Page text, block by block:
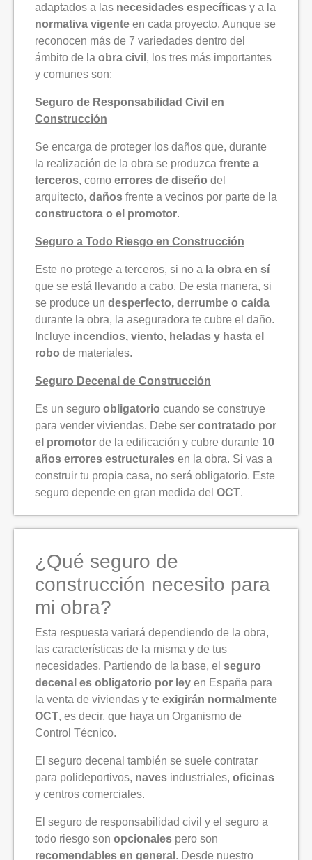
adaptados a las necesidades específicas y a la
normativa vigente en cada proyecto. Aunque se
reconocen más de 7 variedades dentro del
ámbito de la obra civil , los tres más importantes
y comunes son:
Seguro de Responsabilidad Civil en
Construcción
Se encarga de proteger los daños que, durante
la realización de la obra se produzca frente a
terceros, como errores de diseño del
arquitecto, daños frente a vecinos por parte de la
constructora o el promotor.
Seguro a Todo Riesgo en Construcción
Este no protege a terceros, si no a la obra en sí
que se está llevando a cabo. De esta manera, si
se produce un desperfecto, derrumbe o caída
durante la obra, la aseguradora te cubre el daño.
Incluye incendios, viento, heladas y hasta el
robo de materiales.
Seguro Decenal de Construcción
Es un seguro obligatorio cuando se construye
para vender viviendas. Debe ser contratado por
el promotor de la edificación y cubre durante 10
años errores estructurales en la obra. Si vas a
construir tu propia casa, no será obligatorio. Este
seguro depende en gran medida del OCT.
¿Qué seguro de
construcción necesito para
mi obra?
Esta respuesta variará dependiendo de la obra,
las características de la misma y de tus
necesidades. Partiendo de la base, el seguro
decenal es obligatorio por ley en España para
la venta de viviendas y te exigirán normalmente
OCT, es decir, que haya un Organismo de
Control Técnico.
El seguro decenal también se suele contratar
para polideportivos, naves industriales, oficinas
y centros comerciales.
El seguro de responsabilidad civil y el seguro a
todo riesgo son opcionales pero son
recomendables en general . Desde nuestro